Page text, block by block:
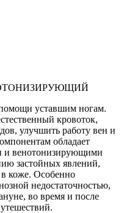
уставшим ногам.
кровоток,
улучшить работу вен и
обладает
и венотонизирующими
застойных явлений,
коже. Особенно
недостаточностью,
во время и после